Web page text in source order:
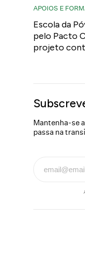
APOIOS E
Escola da
pelo Pacto
projeto
Mantenha-se
passa na